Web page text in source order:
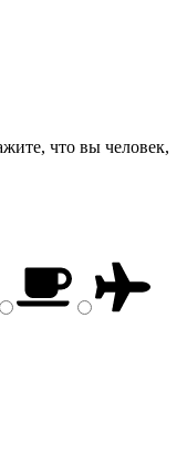
что вы человек,